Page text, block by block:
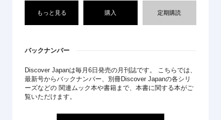
もっと見る 購入 定期購読
バックナンバー
Discover Japanは毎月6日発売の月刊誌です。 こちらでは、
最新号からバックナンバー、別冊Discover Japanの各シリ
ーズなどの 関連ムック本や書籍まで、本書に関する本がご
覧いただけます。